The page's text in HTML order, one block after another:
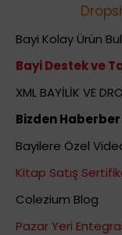
Bayi Kolay Ürün
Bayi Destek ve
XML BAYİLİK VE
Bizden
Bayilere Özel
Kitap Satış
Colezium Blog
Pazar Yeri